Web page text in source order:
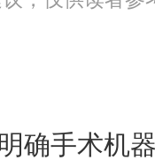
确手术机